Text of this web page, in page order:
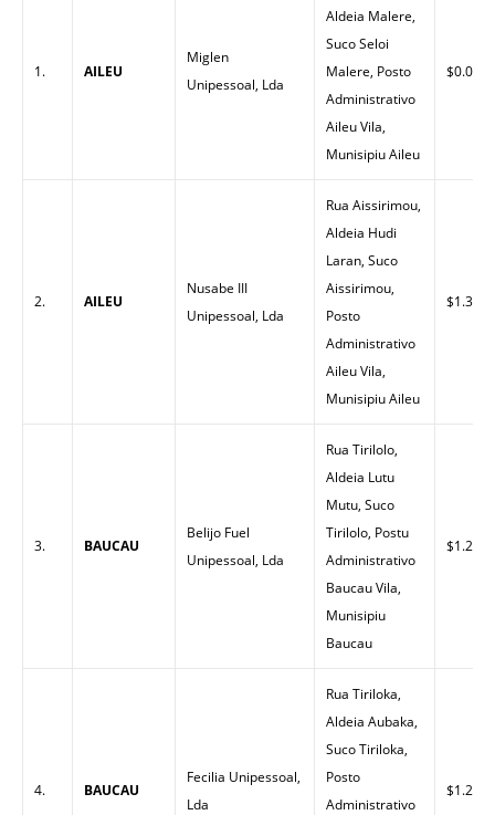
1. AILEU
Miglen
Unipessoal, Lda
Aldeia Malere,
Suco Seloi
Malere, Posto
Administrativo
Aileu Vila,
Munisipiu Aileu
$0.00
2. AILEU
Nusabe III
Unipessoal, Lda
Rua Aissirimou,
Aldeia Hudi
Laran, Suco
Aissirimou,
Posto
Administrativo
Aileu Vila,
Munisipiu Aileu
$1.30
3. BAUCAU
Belijo Fuel
Unipessoal, Lda
Rua Tirilolo,
Aldeia Lutu
Mutu, Suco
Tirilolo, Postu
Administrativo
Baucau Vila,
Munisipiu
Baucau
$1.26
4. BAUCAU
Fecilia Unipessoal,
Lda
Rua Tiriloka,
Aldeia Aubaka,
Suco Tiriloka,
Posto
Administrativo
$1.20